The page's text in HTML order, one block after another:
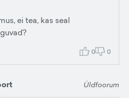
ei tea, kas seal
0 0
Üldfoorum